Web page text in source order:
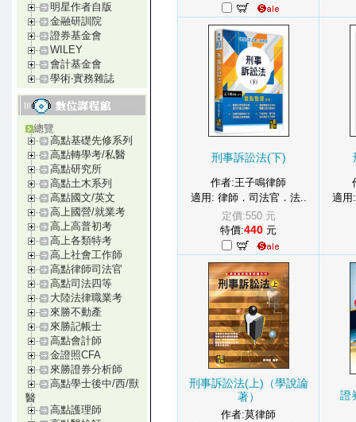
明星作者自版
金融研訓院
證券基金會
WILEY
會計基金會
學術‧實務雜誌
總覽
高點基礎先修系列
高點轉學考/私醫
高點研究所
高點土木系列
高點國文/英文
高上國營/就業考
高上高普初考
高上各類特考
高上社會工作師
高點律師司法官
高點司法四等
大陸法律職業考
來勝不動產
來勝記帳士
高點會計師
金證照CFA
來勝證券分析師
高點學士後中/西/獸
醫
高點護理師
刑事訴訟法(下)
作者:王子鳴律師
適用: 律師．司法官．法..
定價:550 元
特價:440 元
適用
刑事訴訟法(上)（學說論
著）
作者:莫律師
證